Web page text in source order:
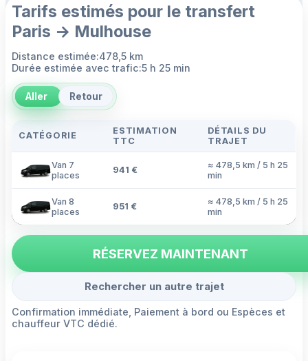
Tarifs estimés pour le transfert
Paris → Mulhouse
Distance estimée:478,5 km
Durée estimée avec trafic:5 h 25 min
Aller Retour
CATÉGORIE
ESTIMATION
TTC
DÉTAILS DU
TRAJET
Van 7
places
941 €
≈ 478,5 km / 5 h 25
min
Van 8
places
951 €
≈ 478,5 km / 5 h 25
min
RÉSERVEZ MAINTENANT
Rechercher un autre trajet
Confirmation immédiate, Paiement à bord ou Espèces et
chauffeur VTC dédié.